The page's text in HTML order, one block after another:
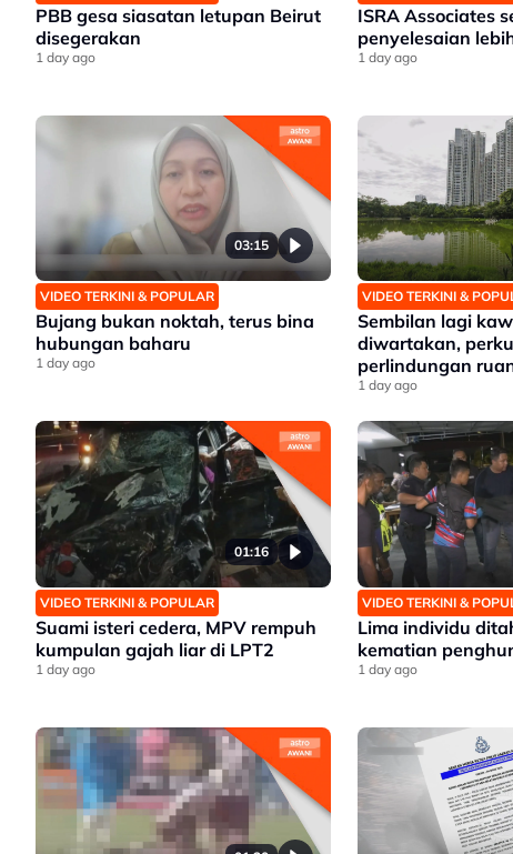
PBB gesa siasatan letupan Beirut
disegerakan
1 day ago
ISRA Associates
penyelesaian
1 day ago
03:15
VIDEO TERKINI & POPULAR
Bujang bukan noktah, terus bina
hubungan baharu
1 day ago
VIDEO TERKINI &
Sembilan lagi
diwartakan,
perlindungan
Lumpur
1 day ago
01:16
VIDEO TERKINI & POPULAR
Suami isteri cedera, MPV rempuh
kumpulan gajah liar di LPT2
1 day ago
VIDEO TERKINI &
Lima individu
kematian
1 day ago